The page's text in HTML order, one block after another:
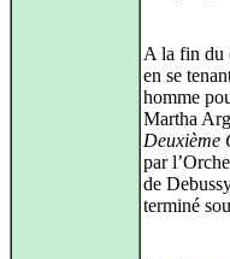
A la fin du
en se
homme
Martha
Deuxième
par
de
terminé